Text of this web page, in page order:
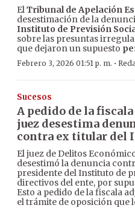
ElTribunal de Apelación
desestimación de la
Instituto de Previsión
sobre las presuntas
que dejaron un supuesto
Febrero 3, 2026 01:51 p. m. ·
Sucesos
A pedido de la
juez desestima
contra ex titular del
El juez de Delitos
desestimó la denuncia
presidente del Instituto de
directivos del ente, por
Esto a pedido de la fiscala
el trámite de oposición que